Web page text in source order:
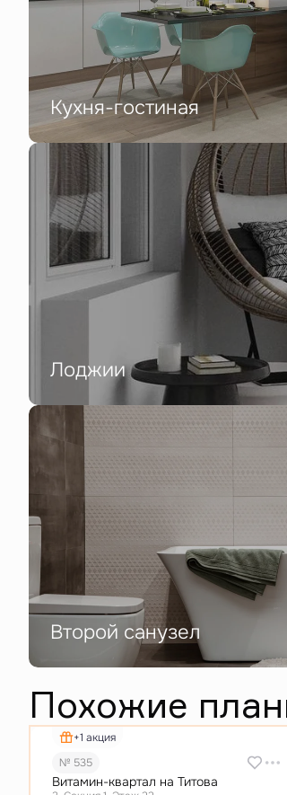
Кухня-гостиная
Лоджии
Второй санузел
Похожие
+1 акция
№ 535
Витамин-квартал на Титова